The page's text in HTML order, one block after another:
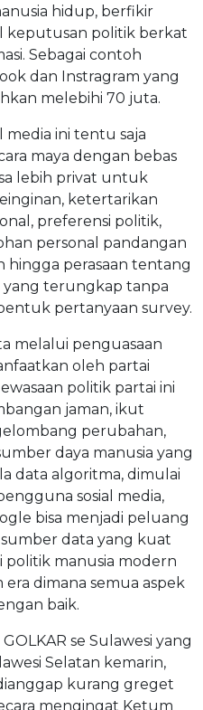
hidup, berfikir
keputusan politik berkat
Sebagai contoh
dan Instragram yang
melebihi 70 juta.
media ini tentu saja
maya dengan bebas
lebih privat untuk
ketertarikan
preferensi politik,
personal pandangan
hingga perasaan tentang
yang terungkap tanpa
pertanyaan survey.
melalui penguasaan
oleh partai
politik partai ini
jaman, ikut
perubahan,
daya manusia yang
data algoritma, dimulai
sosial media,
bisa menjadi peluang
data yang kuat
manusia modern
dimana semua aspek
baik.
se Sulawesi yang
Selatan kemarin,
kurang greget
mengingat Ketum